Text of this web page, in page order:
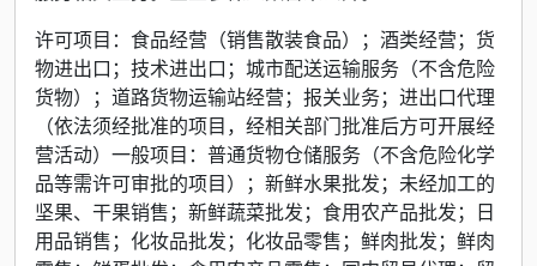
许可项目：食品经营（销售散装食品）；酒类经营；货
物进出口；技术进出口；城市配送运输服务（不含危险
货物）；道路货物运输站经营；报关业务；进出口代理
（依法须经批准的项目，经相关部门批准后方可开展经
营活动）一般项目：普通货物仓储服务（不含危险化学
品等需许可审批的项目）；新鲜水果批发；未经加工的
坚果、干果销售；新鲜蔬菜批发；食用农产品批发；日
用品销售；化妆品批发；化妆品零售；鲜肉批发；鲜肉